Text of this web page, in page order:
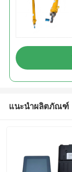
แนะนำผลิตภัณฑ์